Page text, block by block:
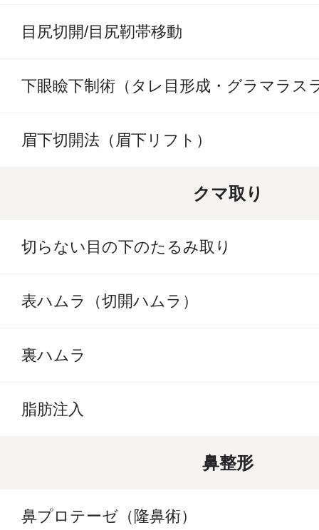
目尻切開/目尻靭帯移動
下眼瞼下制術（タレ目形成・グラマラス
眉下切開法（眉下リフト）
クマ取り
切らない目の下のたるみ取り
表ハムラ（切開ハムラ）
裏ハムラ
脂肪注入
鼻整形
鼻プロテーゼ（隆鼻術）